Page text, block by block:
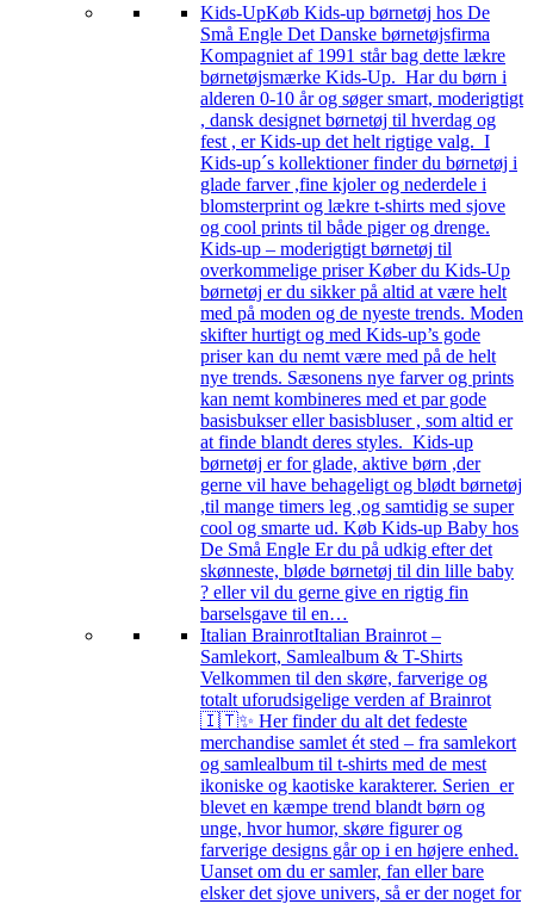
Kids-UpKøb Kids-up børnetøj hos De
Små Engle Det Danske børnetøjsfirma
Kompagniet af 1991 står bag dette lækre
børnetøjsmærke Kids-Up. Har du børn i
alderen 0-10 år og søger smart, moderigtigt
, dansk designet børnetøj til hverdag og
fest , er Kids-up det helt rigtige valg. I
Kids-up´s kollektioner finder du børnetøj i
glade farver ,fine kjoler og nederdele i
blomsterprint og lækre t-shirts med sjove
og cool prints til både piger og drenge.
Kids-up – moderigtigt børnetøj til
overkommelige priser Køber du Kids-Up
børnetøj er du sikker på altid at være helt
med på moden og de nyeste trends. Moden
skifter hurtigt og med Kids-up’s gode
priser kan du nemt være med på de helt
nye trends. Sæsonens nye farver og prints
kan nemt kombineres med et par gode
basisbukser eller basisbluser , som altid er
at finde blandt deres styles. Kids-up
børnetøj er for glade, aktive børn ,der
gerne vil have behageligt og blødt børnetøj
,til mange timers leg ,og samtidig se super
cool og smarte ud. Køb Kids-up Baby hos
De Små Engle Er du på udkig efter det
skønneste, bløde børnetøj til din lille baby
? eller vil du gerne give en rigtig fin
barselsgave til en…
Italian BrainrotItalian Brainrot –
Samlekort, Samlealbum & T-Shirts
Velkommen til den skøre, farverige og
totalt uforudsigelige verden af Brainrot
🇮🇹✨ Her finder du alt det fedeste
merchandise samlet ét sted – fra samlekort
og samlealbum til t-shirts med de mest
ikoniske og kaotiske karakterer. Serien er
blevet en kæmpe trend blandt børn og
unge, hvor humor, skøre figurer og
farverige designs går op i en højere enhed.
Uanset om du er samler, fan eller bare
elsker det sjove univers, så er der noget for